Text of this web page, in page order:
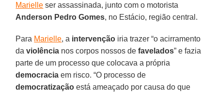
Marielle ser assassinada, junto com o motorista
Anderson Pedro Gomes, no Estácio, região central.
Para Marielle, a intervenção iria trazer “o acirramento
daviolência nos corpos nossos defavelados” e fazia
parte de um processo que colocava a própria
democracia em risco. “O processo de
democratização está ameaçado por causa do que